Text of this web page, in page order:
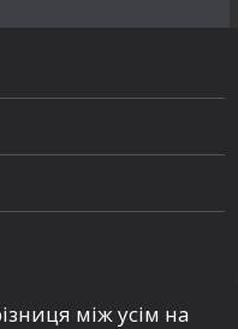
між усім на